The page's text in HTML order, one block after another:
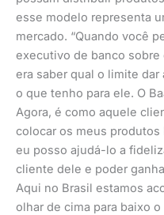
esse modelo representa
mercado. “Quando você
executivo de banco sobre
era saber qual o limite
o que tenho para ele. O
Agora, é como aquele
colocar os meus produtos
eu posso ajudá-lo a
cliente dele e poder
Aqui no Brasil estamos
olhar de cima para baixo